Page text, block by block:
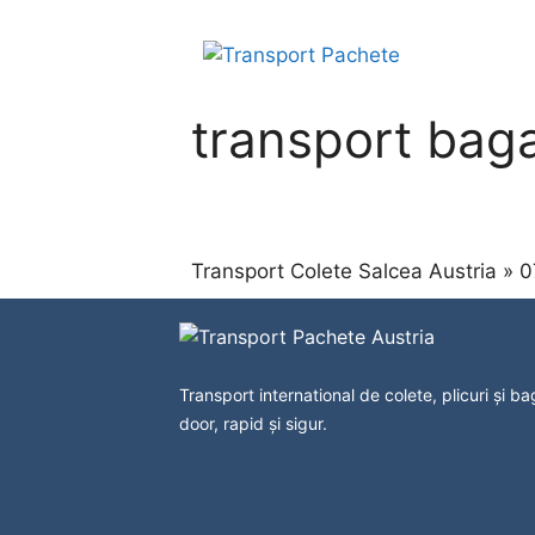
transport
Transport Colete Salcea Austria »
Transport international de colete, plicuri și
door, rapid și sigur.